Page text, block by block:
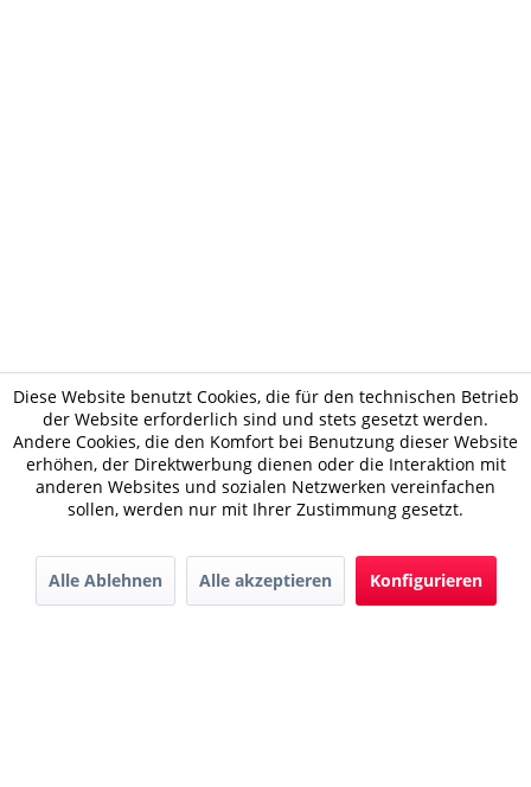
Diese Website benutzt Cookies, die für den technischen Betrieb
der Website erforderlich sind und stets gesetzt werden.
Andere Cookies, die den Komfort bei Benutzung dieser Website
erhöhen, der Direktwerbung dienen oder die Interaktion mit
anderen Websites und sozialen Netzwerken vereinfachen
sollen, werden nur mit Ihrer Zustimmung gesetzt.
Alle Ablehnen Alle akzeptieren Konfigurieren